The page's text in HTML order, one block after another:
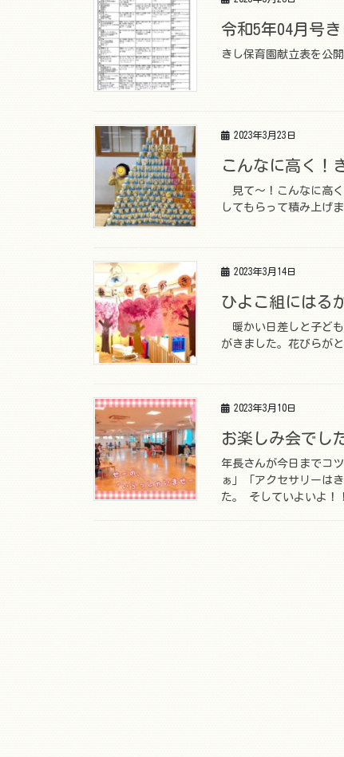
令和5年04月号
きし保育園献立表を公
2023年3月23日
こんなに高く！
見て～！こんなに高く
してもらって積み上げ
2023年3月14日
ひよこ組にはる
暖かい日差しと子ど
がきました。花びらが
2023年3月10日
お楽しみ会でし
年長さんが今日までコ
ぁ」「アクセサリーは
た。 そしていよいよ